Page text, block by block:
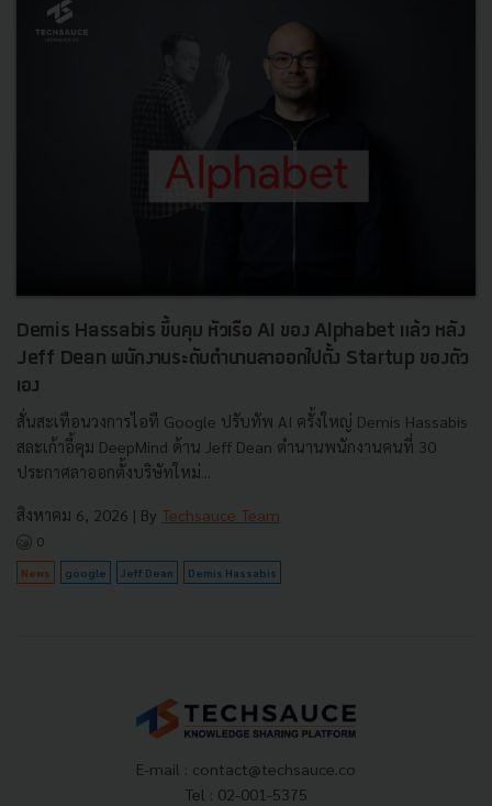
Demis Hassabis ขึ้นคุม หัวเรือ AI ของ Alphabet แล้ว หลัง
Jeff Dean พนักงานระดับตำนานลาออกไปตั้ง Startup ของตัว
เอง
สั่นสะเทือนวงการไอที Google ปรับทัพ AI ครั้งใหญ่ Demis Hassabis
สละเก้าอี้คุม DeepMind ด้าน Jeff Dean ตำนานพนักงานคนที่ 30
ประกาศลาออกตั้งบริษัทใหม่...
สิงหาคม 6, 2026 | By Techsauce Team
0
News google Jeff Dean Demis Hassabis
E-mail : contact@techsauce.co
Tel : 02-001-5375